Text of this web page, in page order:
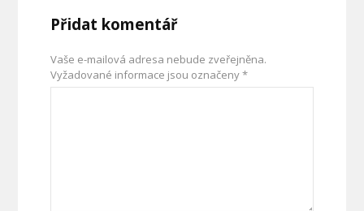
Přidat komentář
Vaše e-mailová adresa nebude zveřejněna.
Vyžadované informace jsou označeny*